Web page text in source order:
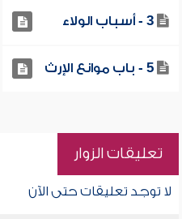
3 - أسباب الولاء
5 - باب موانع الإرث
تعليقات الزوار
لا توجد تعليقات حتى الآن